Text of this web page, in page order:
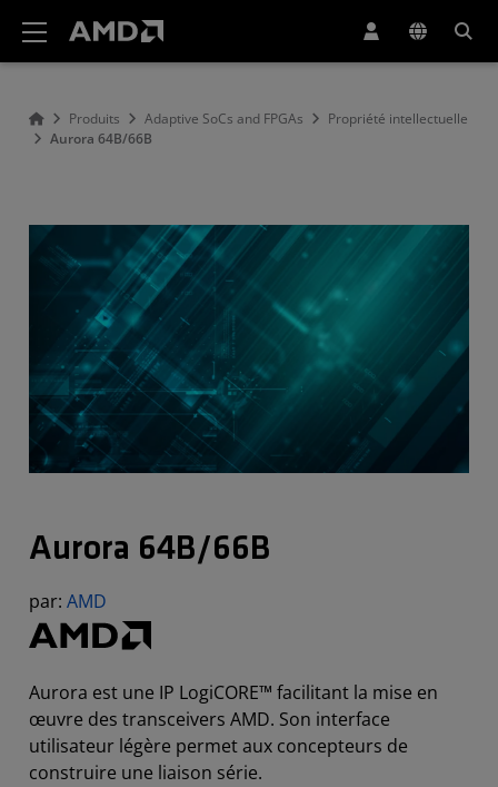
Produits Adaptive SoCs and FPGAs
Propriété intellectuelle
Aurora 64B/66B
Aurora 64B/66B
par: AMD
Aurora est une IP LogiCORE™ facilitant la mise en
œuvre des transceivers AMD. Son interface
utilisateur légère permet aux concepteurs de
construire une liaison série.